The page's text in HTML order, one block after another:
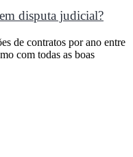
disputa judicial?
de contratos por ano entre
com todas as boas